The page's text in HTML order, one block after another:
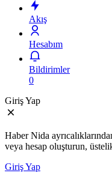
Akış
Hesabım
Bildirimler
0
Giriş Yap
Haber Nida
veya hesap oluşturun,
Giriş Yap